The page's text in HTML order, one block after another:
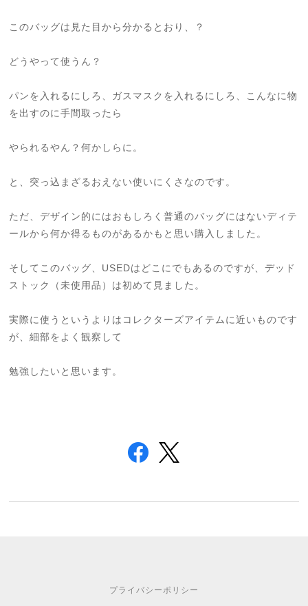
このバッグは見た目から分かるとおり、？
どうやって使うん？
パンを入れるにしろ、ガスマスクを入れるにしろ、こんなに物
を出すのに手間取ったら
やられるやん？何かしらに。
と、突っ込まざるおえない使いにくさなのです。
ただ、デザイン的にはおもしろく普通のバッグにはないディテ
ールから何か得るものがあるかもと思い購入しました。
そしてこのバッグ、USEDはどこにでもあるのですが、デッド
ストック（未使用品）は初めて見ました。
実際に使うというよりはコレクターズアイテムに近いものです
が、細部をよく観察して
勉強したいと思います。
プライバシーポリシー